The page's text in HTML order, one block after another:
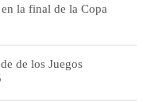
la final de la Copa
de los Juegos